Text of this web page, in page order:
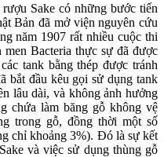
Sake có những bước tiến
Bản đã mở viện nguyên cứu
năm 1907 rất nhiều cuộc thi
Bacteria thực sự đã được
tank bằng thép được tránh
bắt đầu kêu gọi sử dụng tank
lâu dài, và không ảnh hưởng
chứa làm băng gỗ không vệ
trong gỗ, đồng thời một số
chỉ khoảng 3%). Đó là sự kết
và việc sử dụng thùng gỗ